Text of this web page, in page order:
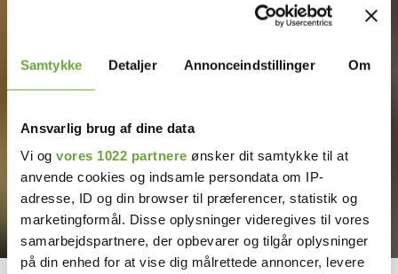
Samtykke Detaljer Annonceindstillinger Om
Ansvarlig brug af dine data
Vi og vores 1022 partnere ønsker dit samtykke til at
anvende cookies og indsamle persondata om IP-
adresse, ID og din browser til præferencer, statistik og
marketingformål. Disse oplysninger videregives til vores
samarbejdspartnere, der opbevarer og tilgår oplysninger
på din enhed for at vise dig målrettede annoncer, levere